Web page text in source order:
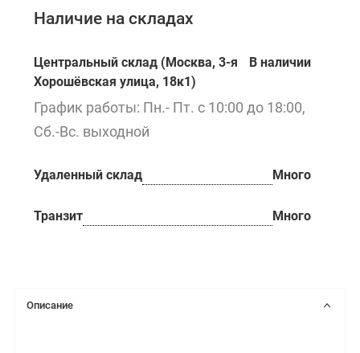
Наличие на складах
Центральный склад (Москва, 3-я
Хорошёвская улица, 18к1)
В наличии
График работы: Пн.- Пт. с 10:00 до 18:00,
Сб.-Вс. выходной
Удаленный склад Много
Транзит Много
Описание